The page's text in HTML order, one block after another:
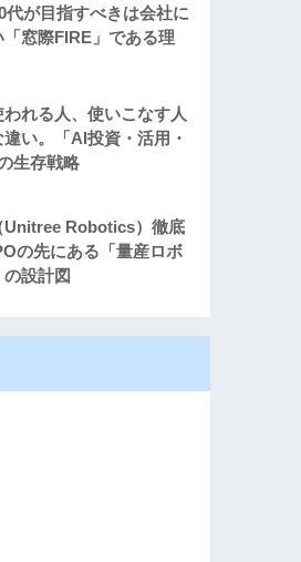
代が目指すべきは会社に
窓際FIRE」である理
れる人、使いこなす人
い。「AI投資・活用・
生存戦略
Unitree Robotics）徹底
の先にある「量産ロボ
設計図